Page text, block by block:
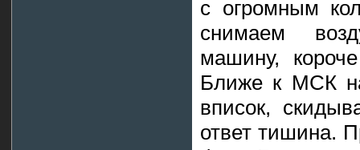
с огромным
снимаем
машину,
Ближе к МСК
вписок,
ответ тишина.